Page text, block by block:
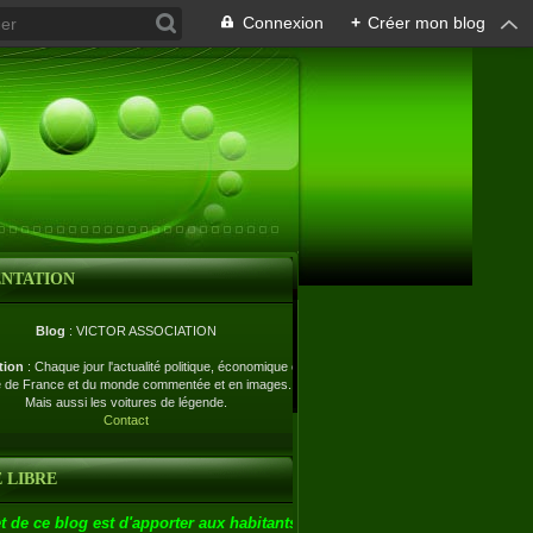
Connexion + Créer mon blog
Blog : VICTOR ASSOCIATION
: Chaque jour l'actualité politique, économique et
de France et du monde commentée et en images.
Mais aussi les voitures de légende.
Contact
LIBRE
de ce blog est d'apporter aux habitants